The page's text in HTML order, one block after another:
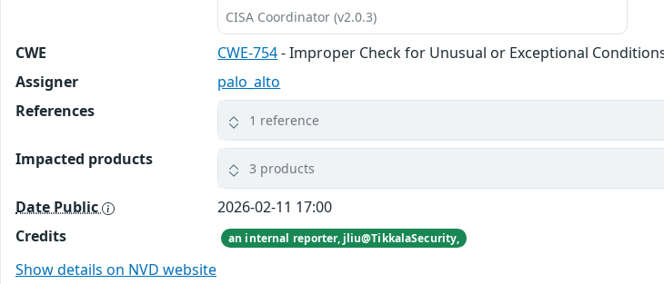
CISA Coordinator (v2.0.3)
CWE CWE-754- Improper Check for Unusual or Exceptional
Assigner
palo_alto
References
1 reference
Impacted products 3 products
Date Public
2026-02-11 17:00
Credits
an internal reporter, jliu@TikkalaSecurity,
Show details on NVD website